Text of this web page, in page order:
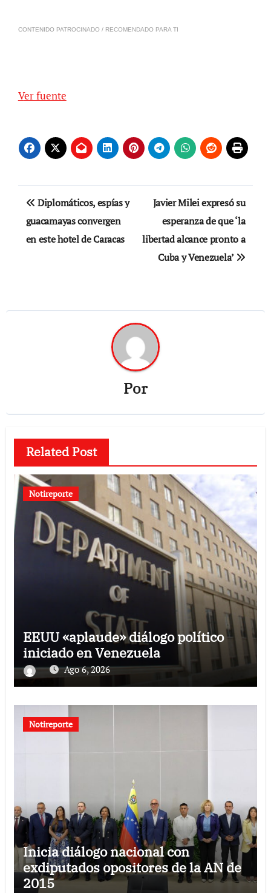
CONTENIDO PATROCINADO / RECOMENDADO PARA TI
Ver fuente
Navegación
de
entradas
Diplomáticos, espías y
guacamayas convergen
en este hotel de Caracas
Javier Milei expresó su
esperanza de que ‘la
libertad alcance pronto a
Cuba y Venezuela’
Por
Related Post
Notireporte
EEUU «aplaude» diálogo político
iniciado en Venezuela
Ago 6, 2026
Notireporte
Inicia diálogo nacional con
exdiputados opositores de la AN de
2015